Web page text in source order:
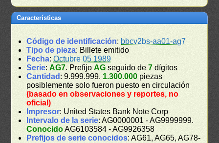
Características
Código de identificación: bbcv2bs-aa01-ag7
Tipo de pieza: Billete emitido
Fecha:Octubre 05 1989
Serie:AG7. PrefijoAG seguido de7 dígitos
Cantidad : 9.999.999. 1.300.000 piezas
posiblemente solo fueron puesto en circulación
(basado en observaciones y reportes, no
oficial)
Impresor: United States Bank Note Corp
Intervalo de la serie: AG0000001 - AG9999999.
ConocidoAG6103584 - AG9926358
Prefijos de serie conocidos: AG61, AG65, AG78-